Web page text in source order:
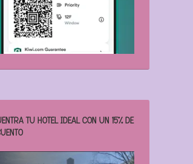
TU HOTEL IDEAL CON UN 15% DE